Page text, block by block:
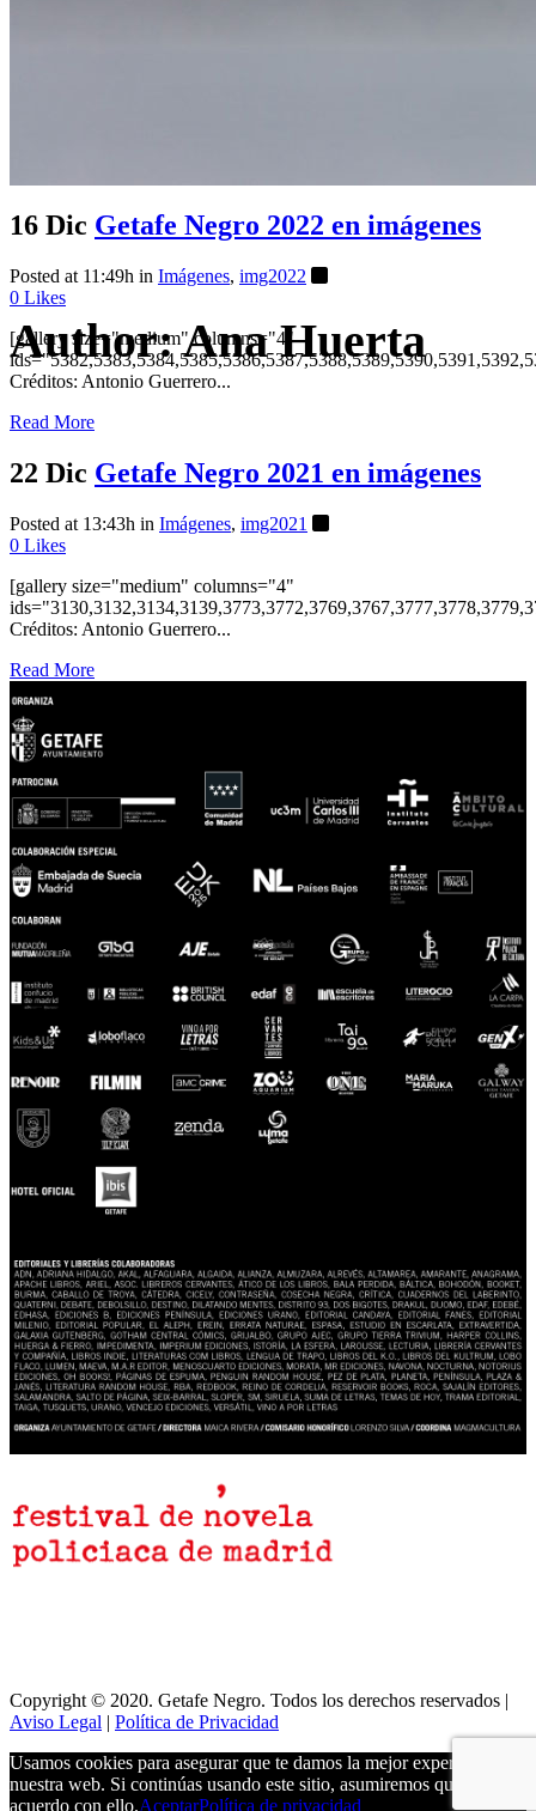
Author: Ana Huerta
16 Dic Getafe Negro 2022 en imágenes
Posted at 11:49h in Imágenes, img2022
0 Likes
[gallery size="medium" columns="4"
Créditos: Antonio Guerrero...
Read More
22 Dic Getafe Negro 2021 en imágenes
Posted at 13:43h in Imágenes, img2021
0 Likes
[gallery size="medium" columns="4"
Créditos: Antonio Guerrero...
Read More
Copyright © 2020. Getafe Negro. Todos los derechos reservados |
Aviso Legal | Política de Privacidad
Usamos cookies para asegurar que te damos la mejor experiencia en
nuestra web. Si continúas usando este sitio, asumiremos que estás de
acuerdo con ello.AceptarPolítica de privacidad